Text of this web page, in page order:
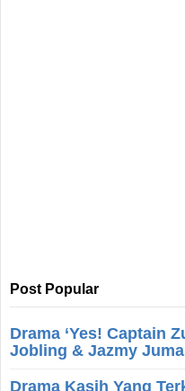
Post Popular
Drama ‘Yes! Captain
Jobling & Jazmy
Drama Kasih Yang